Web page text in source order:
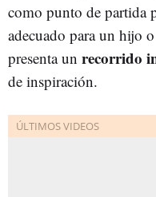
como punto de partida
adecuado para un hijo
presenta un recorrido
de inspiración.